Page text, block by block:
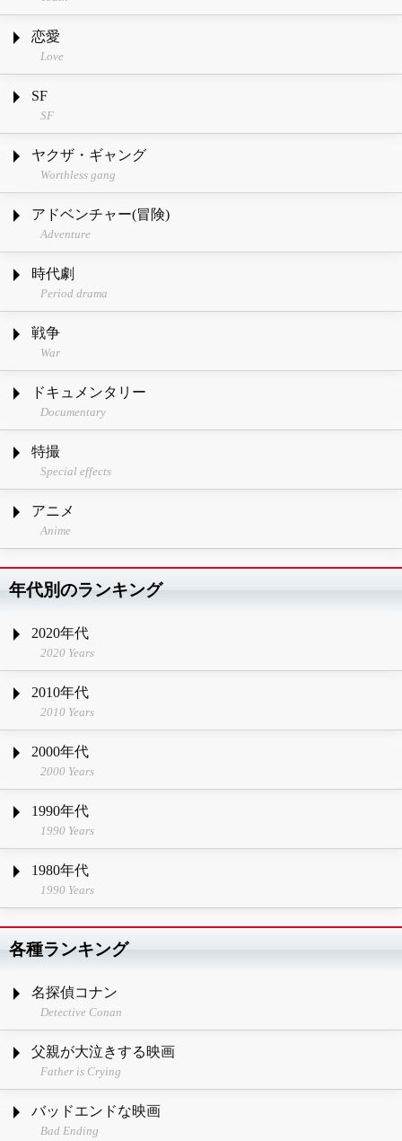
恋愛
Love
SF
SF
ヤクザ・ギャング
Worthless gang
アドベンチャー(冒険)
Adventure
時代劇
Period drama
戦争
War
ドキュメンタリー
Documentary
特撮
Special effects
アニメ
Anime
年代別のランキング
2020年代
2020 Years
2010年代
2010 Years
2000年代
2000 Years
1990年代
1990 Years
1980年代
1990 Years
各種ランキング
名探偵コナン
Detective Conan
父親が大泣きする映画
Father is Crying
バッドエンドな映画
Bad Ending